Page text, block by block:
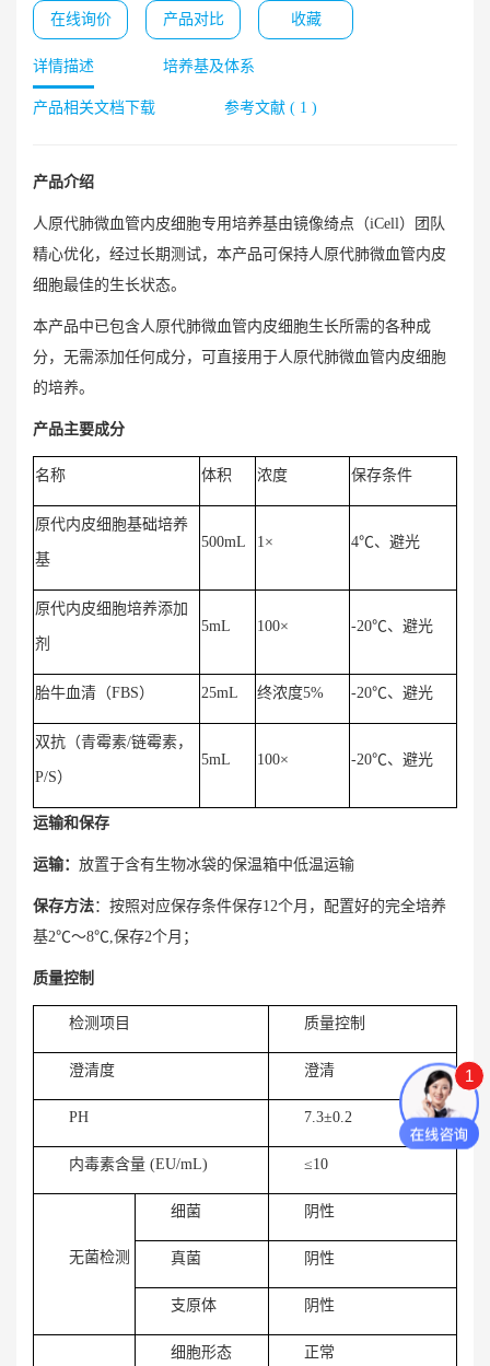
在线询价 产品对比 收藏
详情描述 培养基及体系
产品相关文档下载 参考文献 ( 1 )
产品介绍
人原代肺微血管内皮细胞专用培养基由镜像绮点（iCell）团队
精心优化，经过长期测试，本产品可保持人原代肺微血管内皮
细胞最佳的生长状态。
本产品中已包含人原代肺微血管内皮细胞生长所需的各种成
分，无需添加任何成分，可直接用于人原代肺微血管内皮细胞
的培养。
产品主要成分
名称 体积 浓度 保存条件
原代内皮细胞基础培养
基
500mL 1× 4℃、避光
原代内皮细胞培养添加
剂
5mL 100× -20℃、避光
胎牛血清（FBS） 25mL 终浓度5% -20℃、避光
双抗（青霉素/链霉素，
P/S）
5mL 100× -20℃、避光
运输和保存
运输： 放置于含有生物冰袋的保温箱中低温运输
保存方法：按照对应保存条件保存12个月，配置好的完全培养
基2℃～8℃,保存2个月；
质量控制
检测项目 质量控制
澄清度 澄清
PH 7.3±0.2
内毒素含量 (EU/mL) ≤10
无菌检测
细菌 阴性
真菌 阴性
支原体 阴性
细胞形态 正常
1